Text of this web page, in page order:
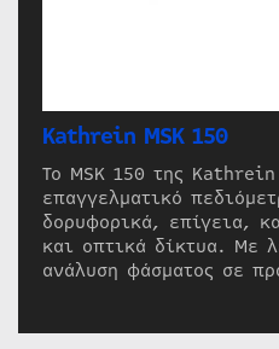
Kathrein MSK 150
Το MSK 150 της
επαγγελματικό
δορυφορικά, επίγεια,
και οπτικά δίκτυα. Με
ανάλυση φάσματος σε